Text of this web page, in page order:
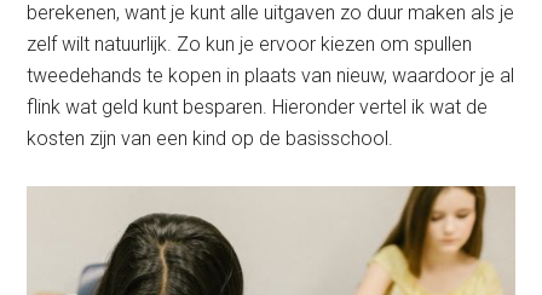
berekenen, want je kunt alle uitgaven zo duur maken als je
zelf wilt natuurlijk. Zo kun je ervoor kiezen om spullen
tweedehands te kopen in plaats van nieuw, waardoor je al
flink wat geld kunt besparen. Hieronder vertel ik wat de
kosten zijn van een kind op de basisschool.